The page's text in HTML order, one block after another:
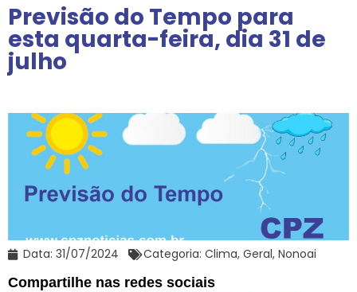
Previsão do Tempo para
esta quarta-feira, dia 31 de
julho
Data: 31/07/2024 Categoria: Clima, Geral, Nonoai
Compartilhe nas redes sociais